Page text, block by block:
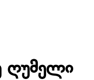
ღუმელი